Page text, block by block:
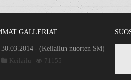
GALLERIAT
30.03.2014 - (Keilailun nuorten SM)
Keilailu
71155